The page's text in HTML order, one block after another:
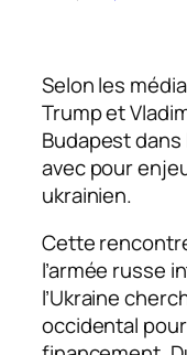
Selon les
Trump et
Budapest dans
avec pour
ukrainien.
Cette
l’armée russe
l’Ukraine
occidental